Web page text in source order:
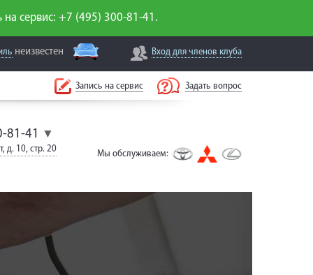
на сервис: +7 (495) 300-81-41.
неизвестен Вход для членов клуба
Запись на сервис Задать вопрос
81-41 ▼
д. 10, стр. 20 Мы обслуживаем: